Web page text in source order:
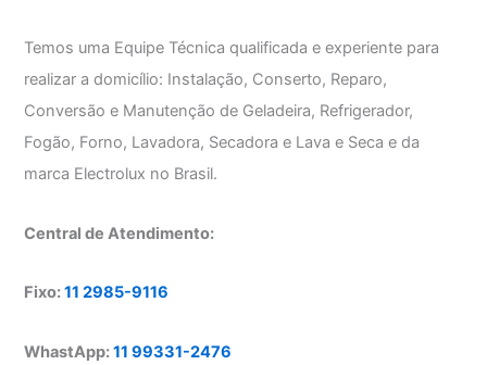
Temos uma Equipe Técnica qualificada e experiente para
realizar a domicílio: Instalação, Conserto, Reparo,
Conversão e Manutenção de Geladeira, Refrigerador,
Fogão, Forno, Lavadora, Secadora e Lava e Seca e da
marca Electrolux no Brasil.
Central de Atendimento:
Fixo:11 2985-9116
WhastApp:11 99331-2476